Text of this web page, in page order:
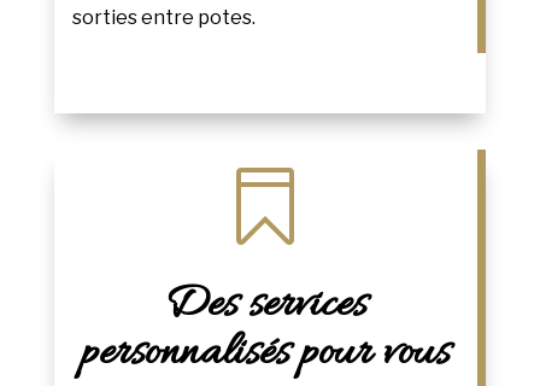
sorties entre potes.

Des services
personnalisés pour vous